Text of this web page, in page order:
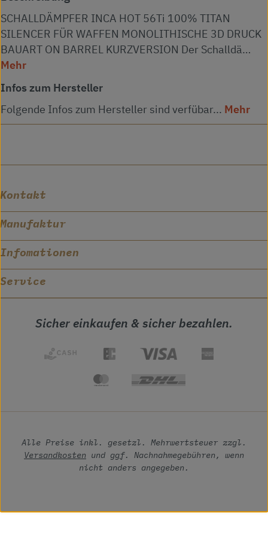
SCHALLDÄMPFER INCA HOT 56Ti 100% TITAN
SILENCER FÜR WAFFEN MONOLITHISCHE 3D DRUCK
BAUART ON BARREL KURZVERSION Der Schalldä…
Mehr
Infos zum Hersteller
Folgende Infos zum Hersteller sind verfübar... Mehr
Kontakt
Manufaktur
Infomationen
Service
Sicher einkaufen & sicher bezahlen.
Alle Preise inkl. gesetzl. Mehrwertsteuer zzgl.
Versandkosten und ggf. Nachnahmegebühren, wenn
nicht anders angegeben.